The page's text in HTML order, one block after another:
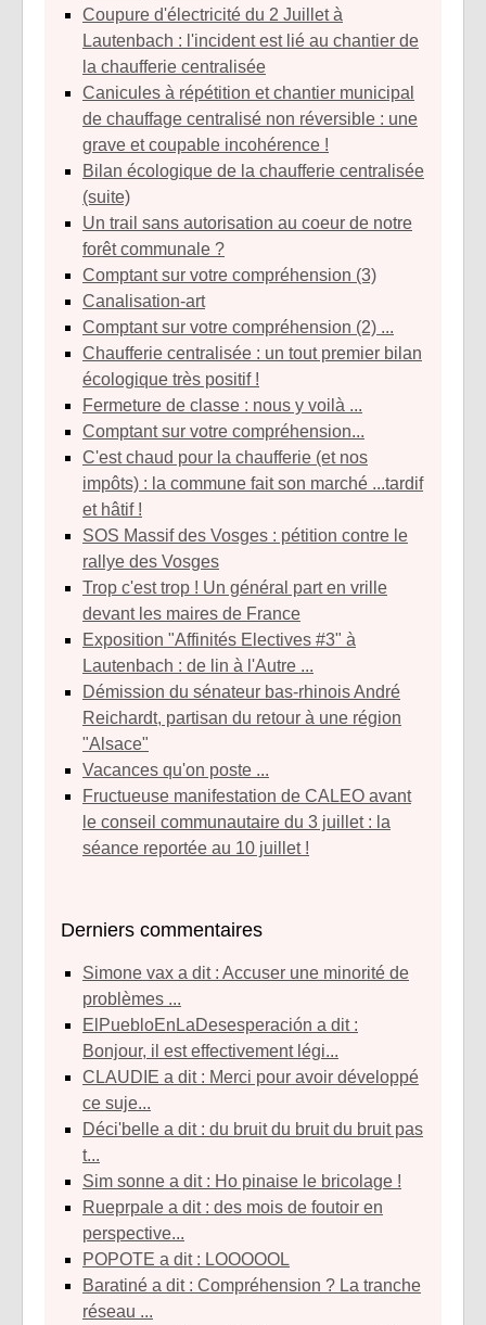
Coupure d'électricité du 2 Juillet à
Lautenbach : l'incident est lié au chantier de
la chaufferie centralisée
Canicules à répétition et chantier municipal
de chauffage centralisé non réversible : une
grave et coupable incohérence !
Bilan écologique de la chaufferie centralisée
(suite)
Un trail sans autorisation au coeur de notre
forêt communale ?
Comptant sur votre compréhension (3)
Canalisation-art
Comptant sur votre compréhension (2) ...
Chaufferie centralisée : un tout premier bilan
écologique très positif !
Fermeture de classe : nous y voilà ...
Comptant sur votre compréhension...
C'est chaud pour la chaufferie (et nos
impôts) : la commune fait son marché ...tardif
et hâtif !
SOS Massif des Vosges : pétition contre le
rallye des Vosges
Trop c'est trop ! Un général part en vrille
devant les maires de France
Exposition "Affinités Electives #3" à
Lautenbach : de lin à l'Autre ...
Démission du sénateur bas-rhinois André
Reichardt, partisan du retour à une région
"Alsace"
Vacances qu'on poste ...
Fructueuse manifestation de CALEO avant
le conseil communautaire du 3 juillet : la
séance reportée au 10 juillet !
Derniers commentaires
simone vax a dit : Accuser une minorité de
problèmes ...
ElPuebloEnLaDesesperación a dit :
Bonjour, il est effectivement légi...
CLAUDIE a dit : Merci pour avoir développé
ce suje...
déci'belle a dit : du bruit du bruit du bruit pas
t...
sim sonne a dit : Ho pinaise le bricolage !
rueprpale a dit : des mois de foutoir en
perspective...
POPOTE a dit : LOOOOOL
baratiné a dit : Compréhension ? La tranche
réseau ...